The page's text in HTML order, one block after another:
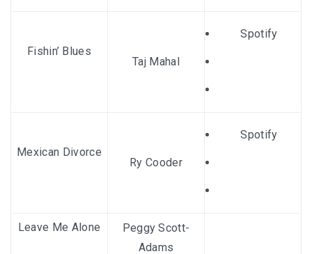
Fishin’ Blues
Taj Mahal
Spotify
Mexican Divorce
Ry Cooder
Spotify
Leave Me Alone
Peggy Scott-
Adams